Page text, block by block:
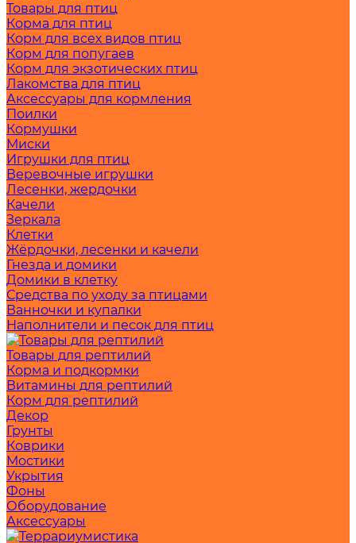
Товары для птиц
Корма для птиц
Корм для всех видов птиц
Корм для попугаев
Корм для экзотических птиц
Лакомства для птиц
Аксессуары для кормления
Поилки
Кормушки
Миски
Игрушки для птиц
Веревочные игрушки
Лесенки, жердочки
Качели
Зеркала
Клетки
Жёрдочки, лесенки и качели
Гнезда и домики
Домики в клетку
Средства по уходу за птицами
Ванночки и купалки
Наполнители и песок для птиц
Товары для рептилий
Корма и подкормки
Витамины для рептилий
Корм для рептилий
Декор
Грунты
Коврики
Мостики
Укрытия
Фоны
Оборудование
Аксессуары